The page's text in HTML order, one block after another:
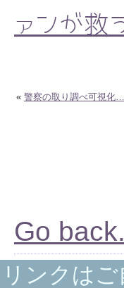
ァンが救
« 警察の取り調べ可視化…
Go back.
リンクは